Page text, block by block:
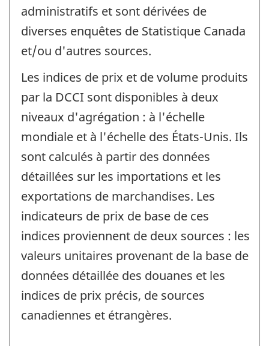
administratifs et sont dérivées de
diverses enquêtes de Statistique Canada
et/ou d'autres sources.
Les indices de prix et de volume produits
par la DCCI sont disponibles à deux
niveaux d'agrégation : à l'échelle
mondiale et à l'échelle des États-Unis. Ils
sont calculés à partir des données
détaillées sur les importations et les
exportations de marchandises. Les
indicateurs de prix de base de ces
indices proviennent de deux sources : les
valeurs unitaires provenant de la base de
données détaillée des douanes et les
indices de prix précis, de sources
canadiennes et étrangères.